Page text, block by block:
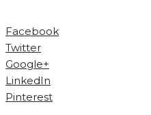
Facebook
Twitter
Google+
LinkedIn
Pinterest